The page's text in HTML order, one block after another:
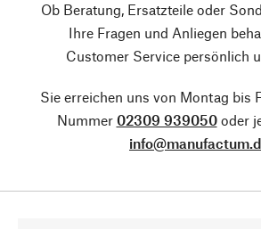
Ob Beratung, Ersatzteile oder
Ihre Fragen und Anliegen
Customer Service persönlich
Sie erreichen uns von Montag bis
Nummer 02309 939050oder